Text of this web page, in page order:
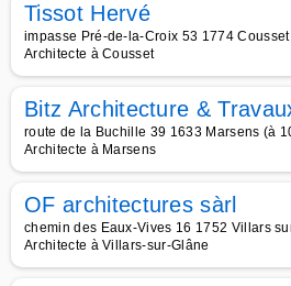
Tissot Hervé
impasse Pré-de-la-Croix 53 1774
Architecte à Cousset
Bitz Architecture &
route de la Buchille 39 1633 Marsens (à
Architecte à Marsens
OF architectures sàrl
chemin des Eaux-Vives 16 1752 Villars
Architecte à Villars-sur-Glâne